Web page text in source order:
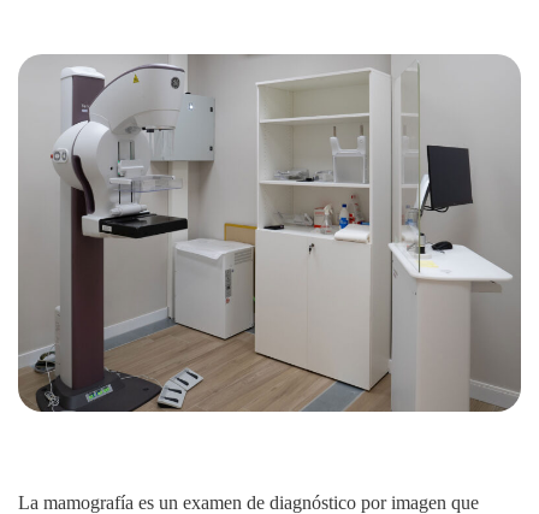
La mamografía es un examen de diagnóstico por imagen que